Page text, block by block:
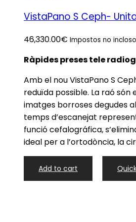
VistaPano S Ceph-
46,330.00€ Impostos no
Ràpides preses tele
Amb el nou VistaPano S
reduïda possible. La raó són
imatges borroses degudes
temps d’escanejat
funció cefalográfica,
ideal per a l’ortodòncia, la
Add to cart